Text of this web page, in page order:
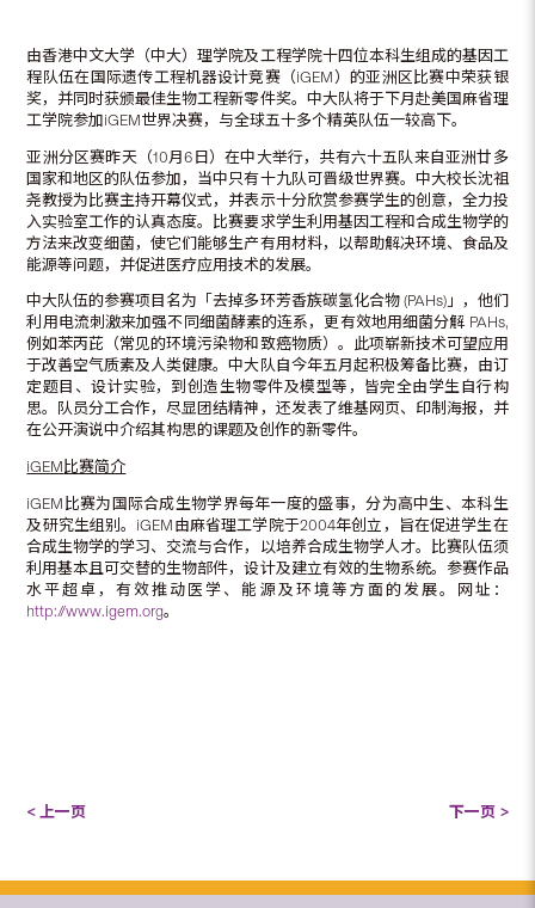
由香港中文大学（中大）理学院及工程学院十四位本科生组成的基因工
程队伍在国际遗传工程机器设计竞赛（iGEM）的亚洲区比赛中荣获银
奖，并同时获颁最佳生物工程新零件奖。中大队将于下月赴美国麻省理
工学院参加iGEM世界决赛，与全球五十多个精英队伍一较高下。
亚洲分区赛昨天（10月6日）在中大举行，共有六十五队来自亚洲廿多
国家和地区的队伍参加，当中只有十九队可晋级世界赛。中大校长沈祖
尧教授为比赛主持开幕仪式，并表示十分欣赏参赛学生的创意，全力投
入实验室工作的认真态度。比赛要求学生利用基因工程和合成生物学的
方法来改变细菌，使它们能够生产有用材料，以帮助解决环境、食品及
能源等问题，并促进医疗应用技术的发展。
中大队伍的参赛项目名为「去掉多环芳香族碳氢化合物 (PAHs)」，他们
利用电流刺激来加强不同细菌酵素的连系，更有效地用细菌分解 PAHs,
例如苯丙芘（常见的环境污染物和致癌物质）。此项崭新技术可望应用
于改善空气质素及人类健康。中大队自今年五月起积极筹备比赛，由订
定题目、设计实验，到创造生物零件及模型等，皆完全由学生自行构
思。队员分工合作，尽显团结精神，还发表了维基网页、印制海报，并
在公开演说中介绍其构思的课题及创作的新零件。
iGEM 比赛简介
iGEM比赛为国际合成生物学界每年一度的盛事，分为高中生、本科生
及研究生组别。iGEM由麻省理工学院于2004年创立，旨在促进学生在
合成生物学的学习、交流与合作，以培养合成生物学人才。比赛队伍须
利用基本且可交替的生物部件，设计及建立有效的生物系统。参赛作品
水平超卓，有效推动医学、能源及环境等方面的发展。网址：
http://www.igem.org。
< 上一页 下一页 >